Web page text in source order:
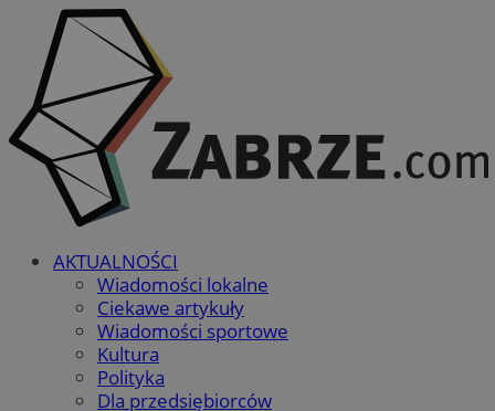
AKTUALNOŚCI
Wiadomości lokalne
Ciekawe artykuły
Wiadomości sportowe
Kultura
Polityka
Dla przedsiębiorców